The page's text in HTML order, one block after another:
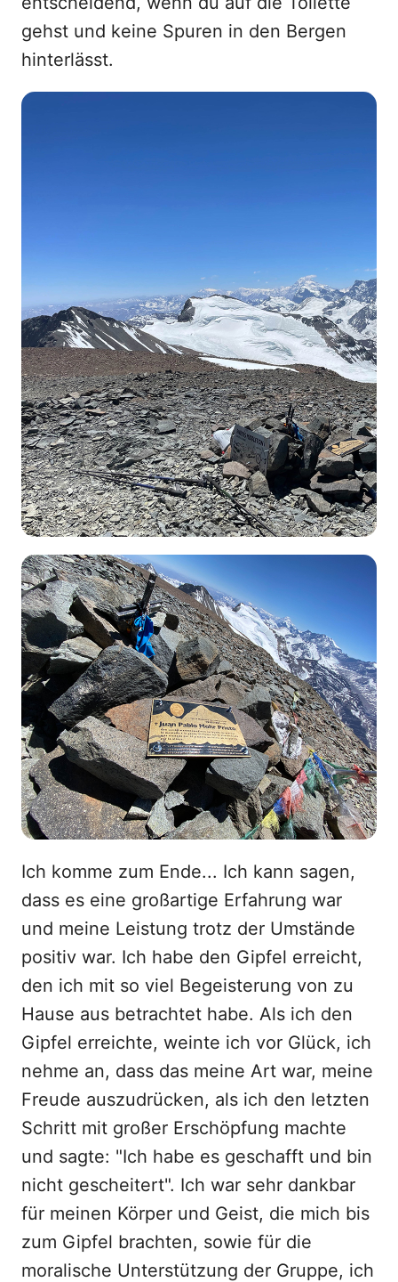
gehst und keine Spuren in den Bergen
hinterlässt.
Ich komme zum Ende... Ich kann sagen,
dass es eine großartige Erfahrung war
und meine Leistung trotz der Umstände
positiv war. Ich habe den Gipfel erreicht,
den ich mit so viel Begeisterung von zu
Hause aus betrachtet habe. Als ich den
Gipfel erreichte, weinte ich vor Glück, ich
nehme an, dass das meine Art war, meine
Freude auszudrücken, als ich den letzten
Schritt mit großer Erschöpfung machte
und sagte: "Ich habe es geschafft und bin
nicht gescheitert". Ich war sehr dankbar
für meinen Körper und Geist, die mich bis
zum Gipfel brachten, sowie für die
moralische Unterstützung der Gruppe, ich